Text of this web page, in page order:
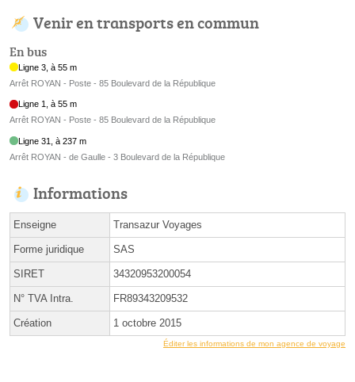
Venir en transports en commun
En bus
Ligne 3, à 55 m
Arrêt ROYAN - Poste - 85 Boulevard de la République
Ligne 1, à 55 m
Arrêt ROYAN - Poste - 85 Boulevard de la République
Ligne 31, à 237 m
Arrêt ROYAN - de Gaulle - 3 Boulevard de la République
Informations
Enseigne Transazur Voyages
Forme juridique SAS
SIRET 34320953200054
N° TVA Intra. FR89343209532
Création 1 octobre 2015
Éditer les informations de mon agence de voyage